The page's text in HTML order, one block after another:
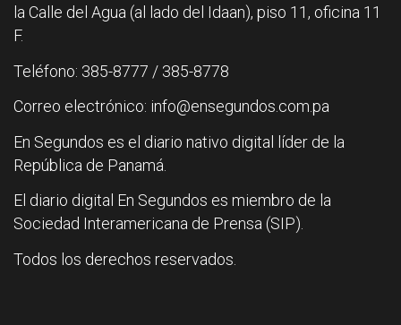
la Calle del Agua (al lado del Idaan), piso 11, oficina 11
F.
Teléfono: 385-8777 / 385-8778
Correo electrónico: info@ensegundos.com.pa
En Segundos es el diario nativo digital líder de la
República de Panamá.
El diario digital En Segundos es miembro de la
Sociedad Interamericana de Prensa (SIP).
Todos los derechos reservados.